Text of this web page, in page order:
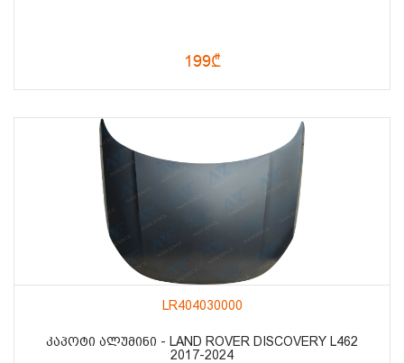
199₾
LR404030000
ᲙᲐᲞᲝᲢᲘ ᲐᲚᲣᲛᲘᲜᲘ - LAND ROVER DISCOVERY L462
2017-2024